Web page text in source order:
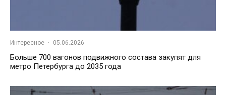
Интересное · 05.06.2026
Больше 700 вагонов подвижного состава закупят для
метро Петербурга до 2035 года